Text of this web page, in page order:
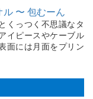
〜 包むーん
くっつく不思議なタ
イピースやケーブル
面には月面をプリン